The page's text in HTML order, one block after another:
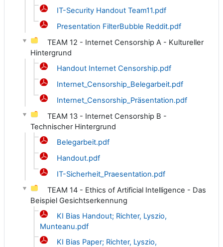
IT-Security Handout Team11.pdf
Presentation FilterBubble Reddit.pdf
TEAM 12 - Internet Censorship A - Kultureller
Hintergrund
Handout Internet Censorship.pdf
Internet_Censorship_Belegarbeit.pdf
Internet_Censorship_Präsentation.pdf
TEAM 13 - Internet Censorship B -
Technischer Hintergrund
Belegarbeit.pdf
Handout.pdf
IT-Sicherheit_Praesentation.pdf
TEAM 14 - Ethics of Artificial Intelligence - Das
Beispiel Gesichtserkennung
KI Bias Handout; Richter, Lyszio,
Munteanu.pdf
KI Bias Paper; Richter, Lyszio,